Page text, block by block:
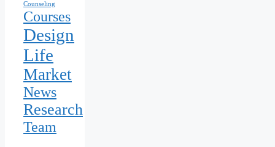
Counseling
Courses
Design
Life
Market
News
Research
Team